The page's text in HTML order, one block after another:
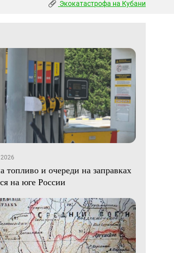
Экокатастрофа на Кубани
топливо и очереди на заправках
на юге России